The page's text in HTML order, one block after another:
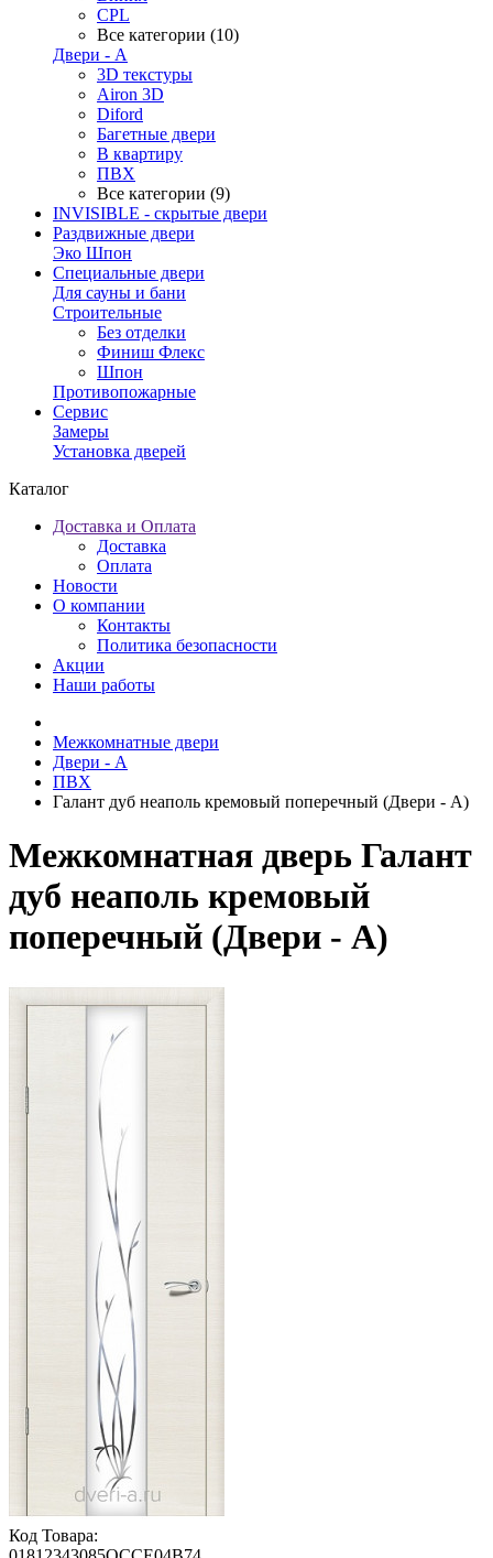
CPL
Все категории (10)
Двери - А
3D текстуры
Airon 3D
Diford
Багетные двери
В квартиру
ПВХ
Все категории (9)
INVISIBLE - скрытые двери
Раздвижные двери
Эко Шпон
Специальные двери
Для сауны и бани
Строительные
Без отделки
Финиш Флекс
Шпон
Противопожарные
Сервис
Замеры
Установка дверей
Каталог
Доставка и Оплата
Доставка
Оплата
Новости
О компании
Контакты
Политика безопасности
Акции
Наши работы
Межкомнатные двери
Двери - А
ПВХ
Галант дуб неаполь кремовый поперечный (Двери - А)
Межкомнатная дверь Галант
дуб неаполь кремовый
поперечный (Двери - А)
Код Товара: